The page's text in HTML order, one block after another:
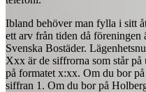
Ibland behöver man fylla i sitt
ett arv från tiden då föreningen
Svenska Bostäder.
Xxx är de siffrorna som står på
på formatet x:xx. Om du bor
siffran 1. Om du bor på